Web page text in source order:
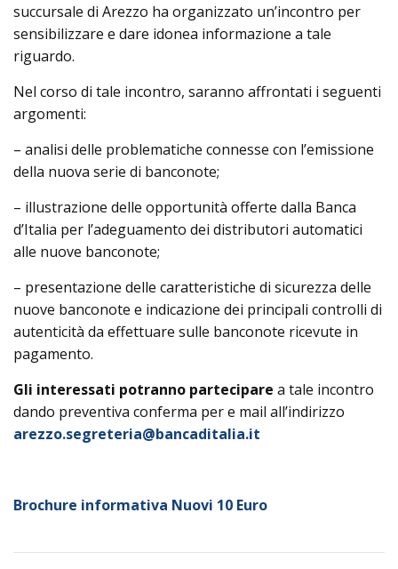
succursale di Arezzo ha organizzato un’incontro per
sensibilizzare e dare idonea informazione a tale
riguardo.
Nel corso di tale incontro, saranno affrontati i seguenti
argomenti:
– analisi delle problematiche connesse con l’emissione
della nuova serie di banconote;
– illustrazione delle opportunità offerte dalla Banca
d’Italia per l’adeguamento dei distributori automatici
alle nuove banconote;
– presentazione delle caratteristiche di sicurezza delle
nuove banconote e indicazione dei principali controlli di
autenticità da effettuare sulle banconote ricevute in
pagamento.
Gli interessati potranno partecipare a tale incontro
dando preventiva conferma per e mail all’indirizzo
arezzo.segreteria@bancaditalia.it
Brochure informativa Nuovi 10 Euro